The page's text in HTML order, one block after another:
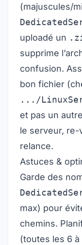
(majuscules/
uploadé un
supprime
confusion.
bon fichier
.../
et pas un
le serveur,
relance.
Astuces &
Garde des
max) pour
chemins.
(toutes les 6